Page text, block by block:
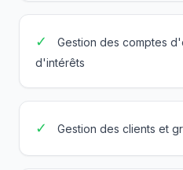
✓
Gestion des comptes
d'intérêts
✓ Gestion des clients et